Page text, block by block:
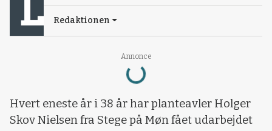
Annonce
Loading...
Redaktionen
Hvert eneste år i 38 år har planteavler Holger
Skov Nielsen fra Stege på Møn fået udarbejdet